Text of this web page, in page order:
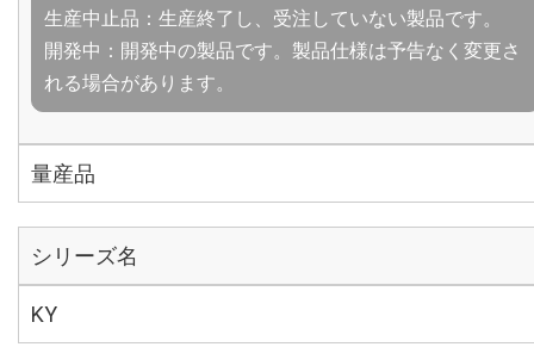
生産中止品：生産終了し、受注していない製品です。
開発中：開発中の製品です。製品仕様は予告なく変更さ
れる場合があります。
量産品
シリーズ名
KY